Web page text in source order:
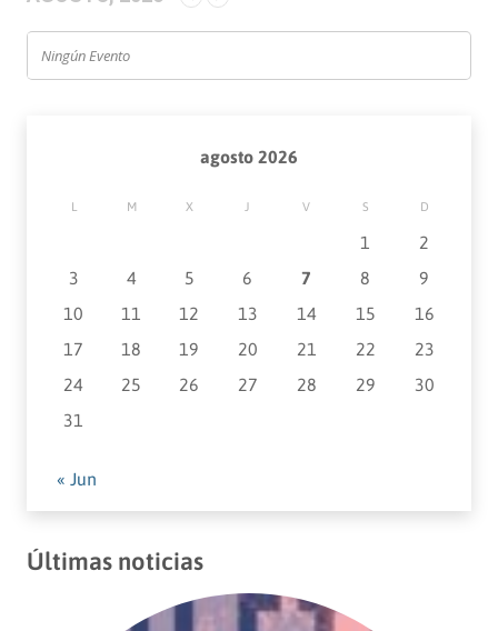
Ningún Evento
agosto 2026
L M X J V S D
1
2
3
4 5 6 7 8
9
10
11 12 13 14 15
16
17
18 19 20 21 22
23
24
25 26 27 28 29
30
31
« Jun
Últimas noticias